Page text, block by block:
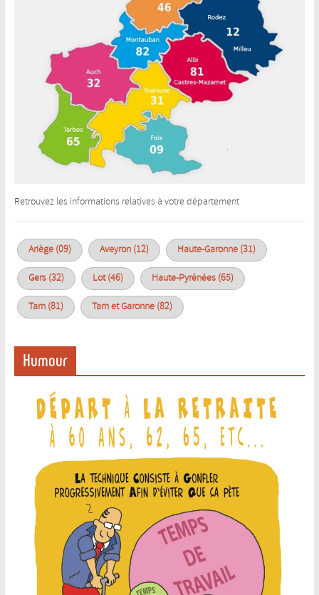
Retrouvez les informations relatives à votre département
Ariège (09) Aveyron (12) Haute-Garonne (31)
Gers (32) Lot (46) Haute-Pyrénées (65)
Tarn (81) Tarn et Garonne (82)
Humour